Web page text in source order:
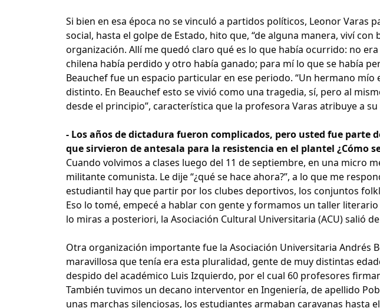
Si bien en esa época no se vinculó a partidos políticos, Leonor Varas
social, hasta el golpe de Estado, hito que, “de alguna manera, viví
organización. Allí me quedó claro qué es lo que había ocurrido: no
chilena había perdido y otro había ganado; para mí lo que se había
Beauchef fue un espacio particular en ese periodo. “Un hermano
distinto. En Beauchef esto se vivió como una tragedia, sí, pero al
desde el principio”, característica que la profesora Varas atribuye a
- Los años de dictadura fueron complicados, pero usted fue parte
que sirvieron de antesala para la resistencia en el plantel ¿Cómo
Cuando volvimos a clases luego del 11 de septiembre, en una micro
militante comunista. Le dije “¿qué se hace ahora?”, a lo que me
estudiantil hay que partir por los clubes deportivos, los conjuntos
Eso lo tomé, empecé a hablar con gente y formamos un taller
lo miras a posteriori, la Asociación Cultural Universitaria (ACU) salió
Otra organización importante fue la Asociación Universitaria Andrés
maravillosa que tenía era esta pluralidad, gente de muy distintas
despido del académico Luis Izquierdo, por el cual 60 profesores
También tuvimos un decano interventor en Ingeniería, de apellido
unas marchas silenciosas, los estudiantes armaban caravanas hasta